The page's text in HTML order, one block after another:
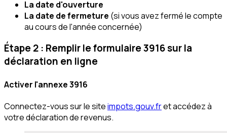
La date d'ouverture
La date de fermeture (si vous avez fermé le compte
au cours de l'année concernée)
Étape 2 : Remplir le formulaire 3916 sur la
déclaration en ligne
Activer l'annexe 3916
Connectez-vous sur le siteimpots.gouv.fret accédez à
votre déclaration de revenus.